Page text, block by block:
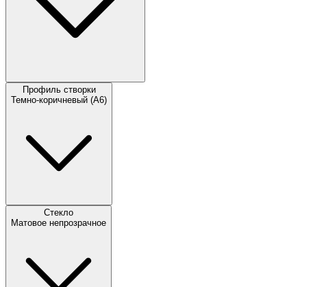
Профиль створки
Темно-коричневый (А6)
Стекло
Матовое непрозрачное